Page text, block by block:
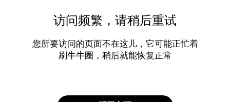
访问频繁，请稍后重试
您所要访问的页面不在这儿，它可能正忙着
刷牛牛圈，稍后就能恢复正常